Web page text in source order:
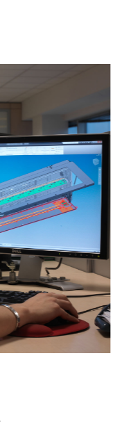
Produzione
Mentre un riparatore può
display in un paio di minuti, e
problema di essere in grado,
un PMV le condizioni delle
meccanici di Aesys sanno
lavorano a stretto contatto
di ingegneri per affinare e
visualizzazione.